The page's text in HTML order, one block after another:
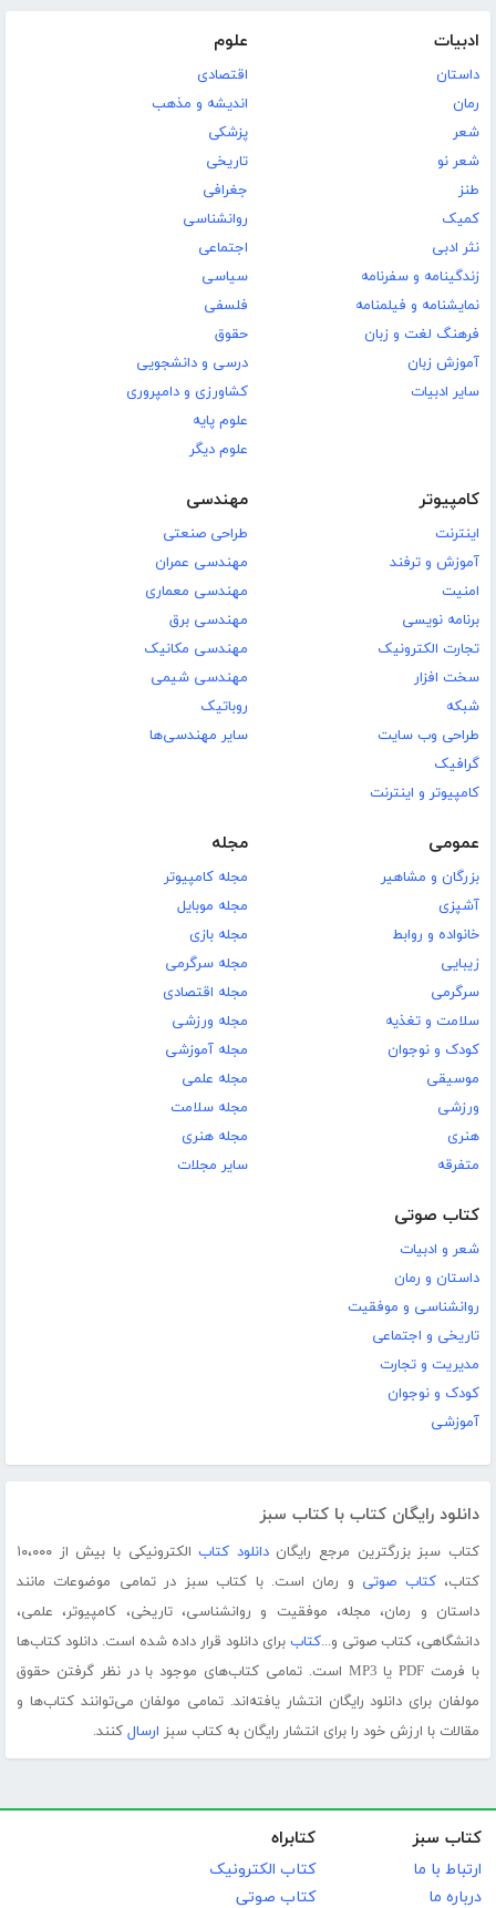
ادبیات
داستان
رمان
شعر
شعر نو
طنز
کمیک
نثر ادبی
زندگینامه و سفرنامه
نمایشنامه و فیلمنامه
فرهنگ لغت و زبان
آموزش زبان
سایر ادبیات
علوم
اقتصادی
اندیشه و مذهب
پزشکی
تاریخی
جغرافی
روانشناسی
اجتماعی
سیاسی
فلسفی
حقوق
درسی و دانشجویی
کشاورزی و دامپروری
علوم پایه
علوم دیگر
کامپیوتر
اینترنت
آموزش و ترفند
امنیت
برنامه نویسی
تجارت الکترونیک
سخت افزار
شبکه
طراحی وب سایت
گرافیک
کامپیوتر و اینترنت
مهندسی
طراحی صنعتی
مهندسی عمران
مهندسی معماری
مهندسی برق
مهندسی مکانیک
مهندسی شیمی
روباتیک
سایر مهندسی‌ها
عمومی
بزرگان و مشاهیر
آشپزی
خانواده و روابط
زیبایی
سرگرمی
سلامت و تغذیه
کودک و نوجوان
موسیقی
ورزشی
هنری
متفرقه
مجله
مجله کامپیوتر
مجله موبایل
مجله بازی
مجله سرگرمی
مجله اقتصادی
مجله ورزشی
مجله آموزشی
مجله علمی
مجله سلامت
مجله هنری
سایر مجلات
کتاب صوتی
شعر و ادبیات
داستان و رمان
روانشناسی و موفقیت
تاریخی و اجتماعی
مدیریت و تجارت
کودک و نوجوان
آموزشی
دانلود رایگان کتاب با کتاب سبز
کتاب سبز بزرگترین مرجع رایگاندانلود کتاب
الکترونیکی با بیش از ۱۰،۰۰۰
کتاب،کتاب صوتی و رمان است. با کتاب سبز در تمامی موضوعات مانند
داستان و رمان، مجله، موفقیت و روانشناسی، تاریخی، کامپیوتر، علمی،
دانشگاهی، کتاب صوتی و...کتاب برای دانلود قرار داده شده است. دانلود کتاب‌ها
با فرمت PDF یا MP3 است. تمامی کتاب‌های موجود با در نظر گرفتن حقوق
مولفان برای دانلود رایگان انتشار یافته‌اند. تمامی مولفان می‌توانند کتاب‌ها و
مقالات با ارزش خود را برای انتشار رایگان به کتاب سبز ارسال کنند.
کتاب سبز
ارتباط با ما
درباره ما
کتابراه
کتاب الکترونیک
کتاب صوتی